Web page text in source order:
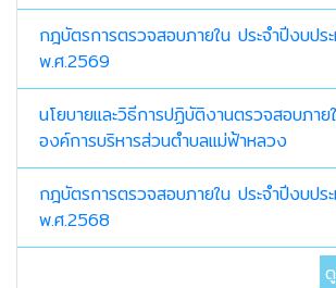
กฎบัตรการตรวจสอบภายใน ประจำปีงบปร
พ.ศ.2569
นโยบายและวิธีการปฏิบัติงานตรวจสอบภาย
องค์การบริหารส่วนตำบลแม่ฟ้าหลวง
กฎบัตรการตรวจสอบภายใน ประจำปีงบปร
พ.ศ.2568